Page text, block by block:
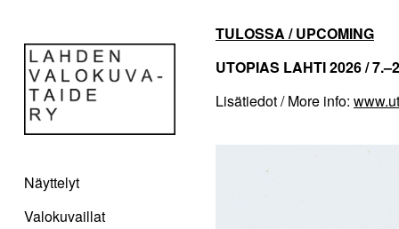
Näyttelyt
Valokuvaillat
TULOSSA / UPCOMING
UTOPIAS LAHTI 2026 /
Lisätiedot / More info: